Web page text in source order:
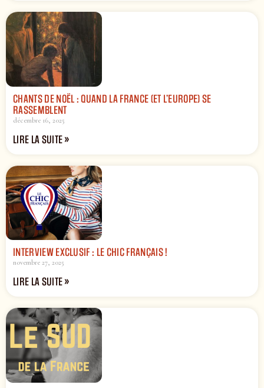
CHANTS DE NOËL : QUAND LA FRANCE (ET L’EUROPE) SE
RASSEMBLENT
décembre 16, 2025
LIRE LA SUITE »
INTERVIEW EXCLUSIF : LE CHIC FRANÇAIS !
novembre 27, 2025
LIRE LA SUITE »